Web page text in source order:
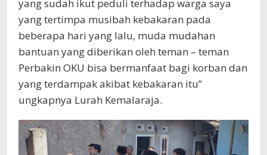
yang sudah ikut peduli terhadap warga saya
yang tertimpa musibah kebakaran pada
beberapa hari yang lalu, muda mudahan
bantuan yang diberikan oleh teman – teman
Perbakin OKU bisa bermanfaat bagi korban dan
yang terdampak akibat kebakaran itu”
ungkapnya Lurah Kemalaraja.